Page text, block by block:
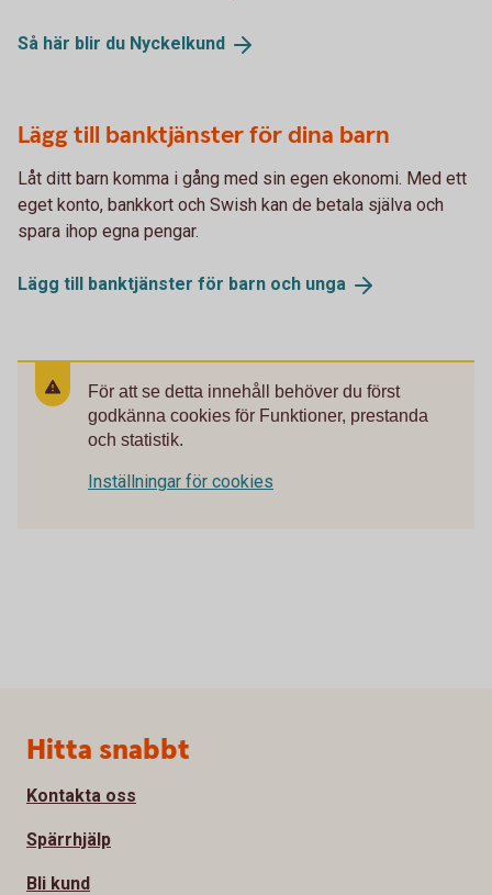
Så här blir du Nyckelkund
Lägg till banktjänster för dina barn
Låt ditt barn komma i gång med sin egen ekonomi. Med ett
eget konto, bankkort och Swish kan de betala själva och
spara ihop egna pengar.
Lägg till banktjänster för barn och unga
För att se detta innehåll behöver du först
godkänna cookies för Funktioner, prestanda
och statistik.
Inställningar för cookies
Sidfot
Hitta snabbt
Kontakta oss
Spärrhjälp
Bli kund